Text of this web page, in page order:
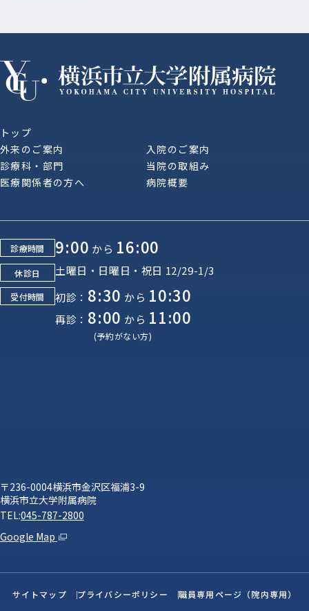
トップ
外来のご案内
入院のご案内
診療科・部門
当院の取組み
医療関係者の方へ
病院概要
診療時間 9:00 から 16:00
休診日 土曜日・日曜日・祝日 12/29-1/3
受付時間 初診： 8:30 から 10:30
再診： 8:00 から 11:00
(予約がない方)
〒236-0004横浜市金沢区福浦3-9
横浜市立大学附属病院
TEL:045-787-2800
Google Map
サイトマップ プライバシーポリシー 職員専用ページ（院内専用）